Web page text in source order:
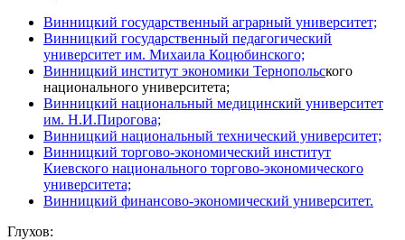
Винницкий государственный аграрный университет;
Винницкий государственный педагогический
университет им. Михаила Коцюбинского;
Винницкий институт экономики Тернопольского
национального университета;
Винницкий национальный медицинский университет
им. Н.И.Пирогова;
Винницкий национальный технический университет;
Винницкий торгово-экономический институт
Киевского национального торгово-экономического
университета;
Винницкий финансово-экономический университет.
Глухов: